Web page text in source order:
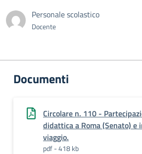
Personale scolastico
Docente
Documenti
Circolare n. 110 -
didattica a Roma (Senato) e
viaggio.
pdf - 418 kb